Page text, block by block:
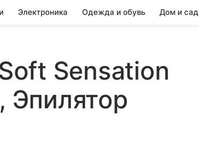
Электроника Одежда и обувь Дом и сад
Sensation
Эпилятор